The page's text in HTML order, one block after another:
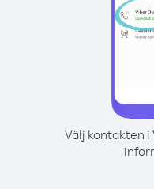
Välj kontakten i